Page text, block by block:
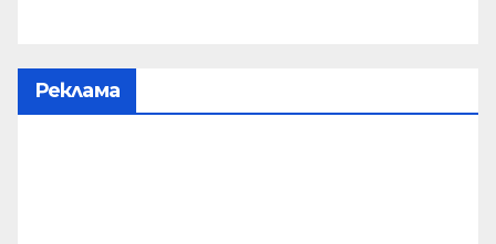
Реклама